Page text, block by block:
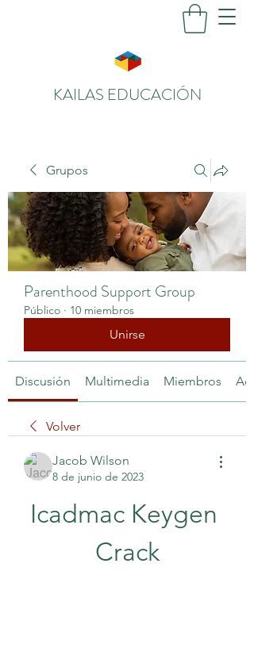
KAILAS EDUCACIÓN
Grupos
Parenthood Support Group
Público · 10 miembros
Unirse
Discusión Multimedia Miembros
Volver
Jacob Wilson
8 de junio de 2023
Icadmac Keygen
Crack